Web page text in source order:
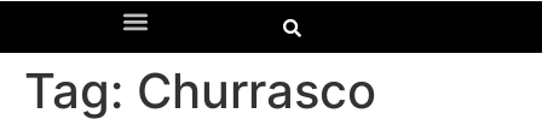
Tag: Churrasco